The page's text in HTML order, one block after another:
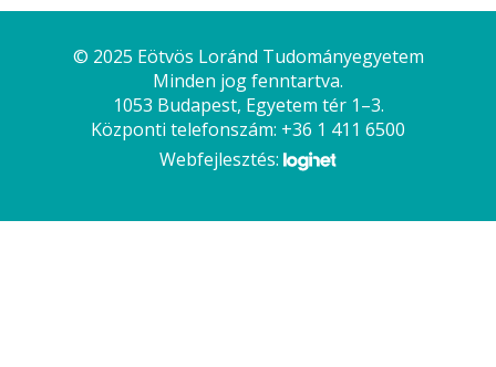
© 2025 Eötvös Loránd Tudományegyetem
Minden jog fenntartva.
1053 Budapest, Egyetem tér 1–3.
Központi telefonszám: +36 1 411 6500
Webfejlesztés: